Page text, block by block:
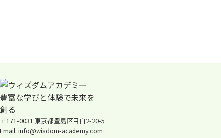
〒171-0031 東京都豊島区目白2-20-5
Email: info@wisdom-academy.com